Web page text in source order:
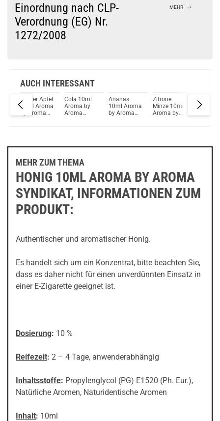
Check das mal!
Revoltage Triple Apple Aroma
Du willst Kröten sparen?
Schau mal hier!
Einordnung nach CLP-
Verordnung (EG) Nr.
1272/2008
MEHR
AUCH INTERESSANT
Grüner Apfel
10ml Aroma
by Aroma
Cola 10ml
Aroma by
Aroma
Ananas
10ml Aroma
by Aroma
Zitrone
Minze 10ml
Aroma by
Ultimate
Berrys
MEHR ZUM THEMA
HONIG 10ML AROMA BY AROMA
SYNDIKAT, INFORMATIONEN ZUM
PRODUKT:
Authentischer und aromatischer Honig.
Es handelt sich um ein Konzentrat, bitte beachten Sie,
dass es daher nicht für einen unverdünnten Einsatz in
einer E-Zigarette geeignet ist.
Dosierung: 10 %
Reifezeit: 2 – 4 Tage, anwenderabhängig
Inhaltsstoffe: Propylenglycol (PG) E1520 (Ph. Eur.),
Natürliche Aromen, Naturidentische Aromen
Inhalt: 10ml